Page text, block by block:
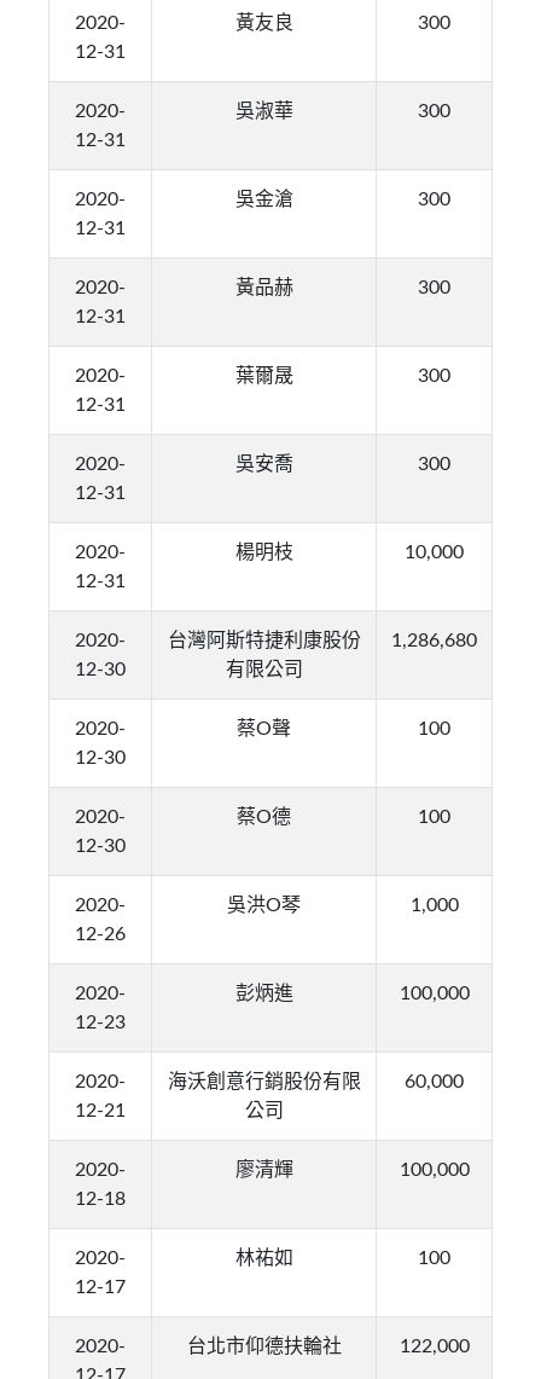
2020-
12-31
黃友良 300
2020-
12-31
吳淑華 300
2020-
12-31
吳金滄 300
2020-
12-31
黃品赫 300
2020-
12-31
葉爾晟 300
2020-
12-31
吳安喬 300
2020-
12-31
楊明枝 10,000
2020-
12-30
台灣阿斯特捷利康股份
有限公司
1,286,680
2020-
12-30
蔡O聲 100
2020-
12-30
蔡O德 100
2020-
12-26
吳洪O琴 1,000
2020-
12-23
彭炳進 100,000
2020-
12-21
海沃創意行銷股份有限
公司
60,000
2020-
12-18
廖清輝 100,000
2020-
12-17
林祐如 100
2020-
台北市仰德扶輪社 122,000